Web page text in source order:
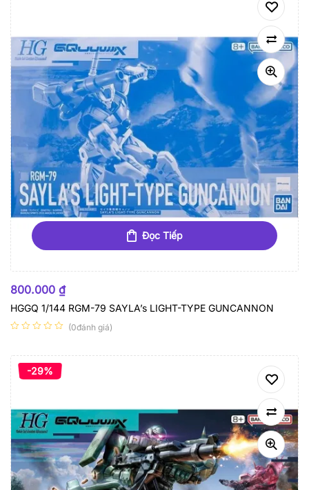
Đọc Tiếp
800.000 ₫
HGGQ 1/144 RGM-79 SAYLA’s LIGHT-TYPE GUNCANNON
(0đánh giá)
-29%